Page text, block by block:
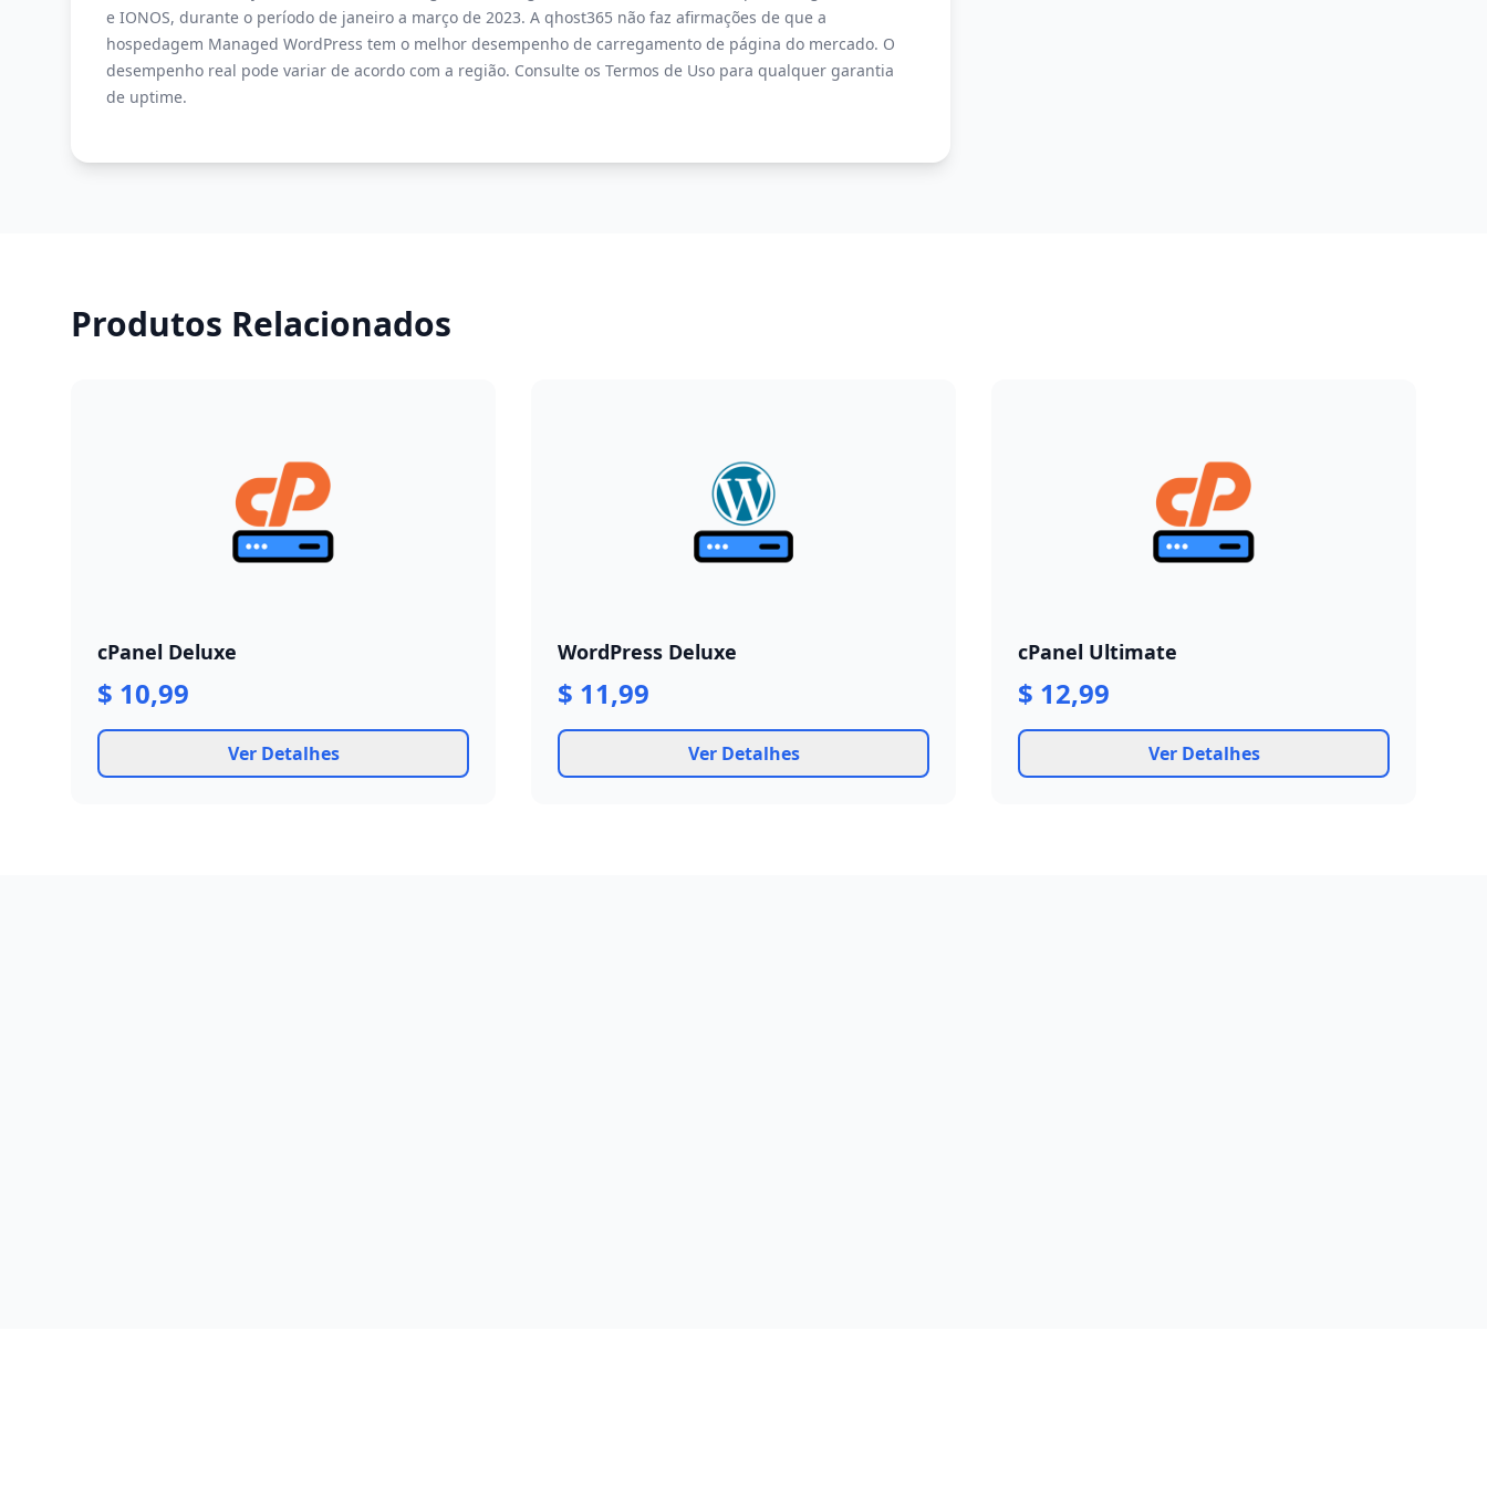
e IONOS, durante o período de janeiro a março de 2023. A qhost365 não faz afirmações de que a
hospedagem Managed WordPress tem o melhor desempenho de carregamento de página do mercado. O
desempenho real pode variar de acordo com a região. Consulte os Termos de Uso para qualquer garantia
de uptime.
Produtos Relacionados
cPanel Deluxe
$ 10,99
Ver Detalhes
WordPress Deluxe
$ 11,99
Ver Detalhes
cPanel Ultimate
$ 12,99
Ver Detalhes